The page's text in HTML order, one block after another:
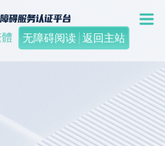
无障碍阅读 返回主站